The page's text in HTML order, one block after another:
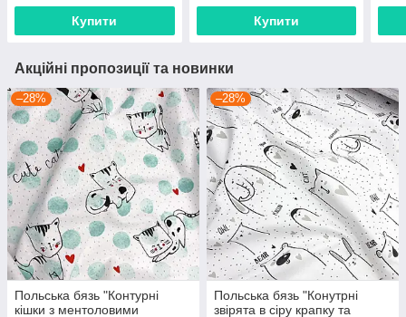
Купити Купити
Акційні пропозиції та новинки
–28%
Польська бязь "Контурні
кішки з ментоловими
–28%
Польська бязь "Конутрні
звірята в сіру крапку та